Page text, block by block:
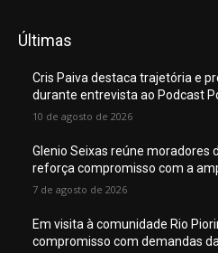
Últimas
Cris Paiva destaca trajetória e
durante entrevista ao Podcast
10 de agosto de 2026
Glenio Seixas reúne moradores
reforça compromisso com a
7 de agosto de 2026
Em visita à comunidade Rio
compromisso com demandas